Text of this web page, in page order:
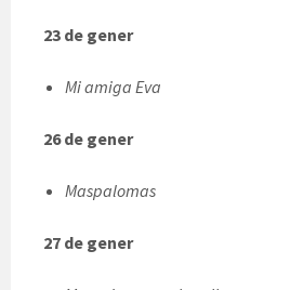
23 de gener
Mi amiga Eva
26 de gener
Maspalomas
27 de gener